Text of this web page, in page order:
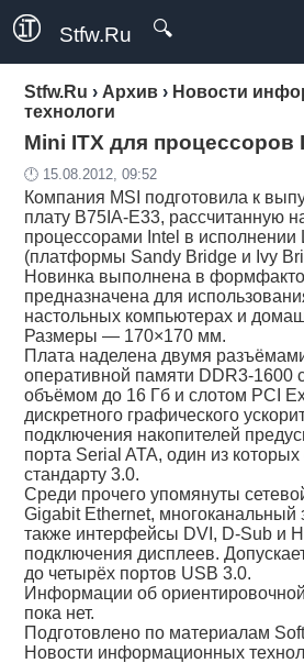
Stfw.Ru 🔍
Stfw.Ru › Архив › Новости
технологи
Mini ITX для процессоров
🕛 15.08.2012, 09:52
Компания MSI подготовила к
плату B75IA-E33, рассчитанную
процессорами Intel в исполнении
(платформы Sandy Bridge и Ivy
Новинка выполнена в
предназначена для
настольных компьютерах и
Размеры — 170×170 мм.
Плата наделена двумя
оперативной памяти DDR3-1600
объёмом до 16 Гб и слотом PCI
дискретного графического
подключения накопителей
порта Serial ATA, один из которых
стандарту 3.0.
Среди прочего упомянуты
Gigabit Ethernet, многоканальный
также интерфейсы DVI, D-Sub и
подключения дисплеев.
до четырёх портов USB 3.0.
Информации об
пока нет.
Подготовлено по материалам
Новости информационных